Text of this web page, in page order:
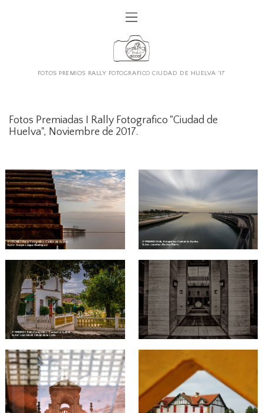
FOTOS PREMIOS RALLY FOTOGRAFICO CIUDAD DE HUELVA ´17
Fotos Premiadas I Rally Fotografico "Ciudad de
Huelva", Noviembre de 2017.